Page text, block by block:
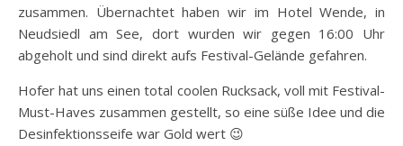
zusammen. Übernachtet haben wir im Hotel Wende, in
Neudsiedl am See, dort wurden wir gegen 16:00 Uhr
abgeholt und sind direkt aufs Festival-Gelände gefahren.
Hofer hat uns einen total coolen Rucksack, voll mit Festival-
Must-Haves zusammen gestellt, so eine süße Idee und die
Desinfektionsseife war Gold wert 😉